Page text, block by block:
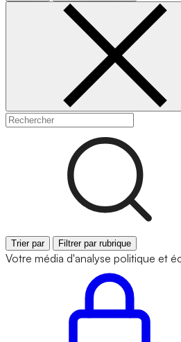
Trier par Filtrer par rubrique
Votre média d'analyse politique et